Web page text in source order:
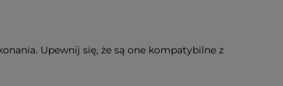
Upewnij się, że są one kompatybilne z